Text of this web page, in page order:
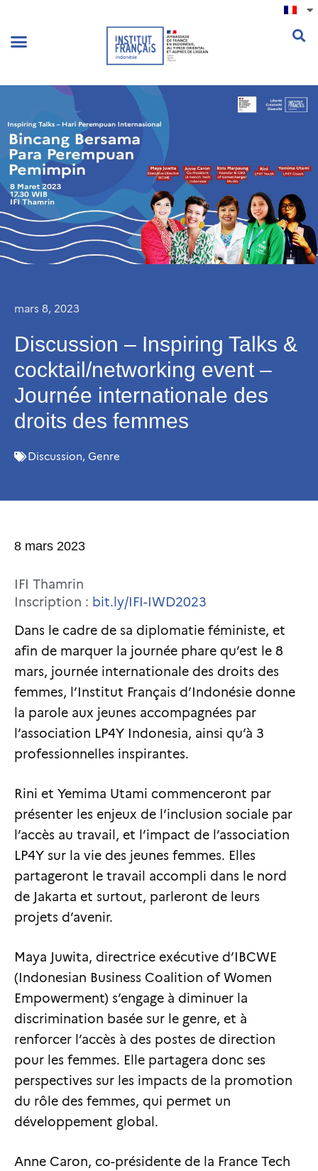
mars 8, 2023
Discussion – Inspiring Talks &
cocktail/networking event –
Journée internationale des
droits des femmes
Discussion, Genre
8 mars 2023
IFI Thamrin
Inscription : bit.ly/IFI-IWD2023
Dans le cadre de sa diplomatie féministe, et
afin de marquer la journée phare qu’est le 8
mars, journée internationale des droits des
femmes, l’Institut Français d’Indonésie donne
la parole aux jeunes accompagnées par
l’association LP4Y Indonesia, ainsi qu’à 3
professionnelles inspirantes.
Rini et Yemima Utami commenceront par
présenter les enjeux de l’inclusion sociale par
l’accès au travail, et l’impact de l’association
LP4Y sur la vie des jeunes femmes. Elles
partageront le travail accompli dans le nord
de Jakarta et surtout, parleront de leurs
projets d’avenir.
Maya Juwita, directrice exécutive d’IBCWE
(Indonesian Business Coalition of Women
Empowerment) s’engage à diminuer la
discrimination basée sur le genre, et à
renforcer l’accès à des postes de direction
pour les femmes. Elle partagera donc ses
perspectives sur les impacts de la promotion
du rôle des femmes, qui permet un
développement global.
Anne Caron, co-présidente de la France Tech